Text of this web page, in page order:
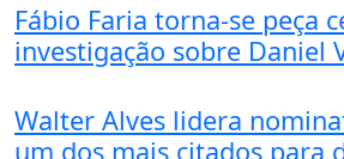
Fábio Faria torna-se peça
investigação sobre Daniel
Walter Alves lidera
um dos mais citados para